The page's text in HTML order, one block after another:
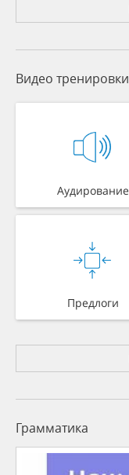
Видео тренировки
Аудирование
Предлоги
Грамматика